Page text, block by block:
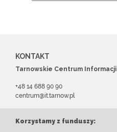
KONTAKT
Tarnowskie Centrum Informacji
+48 14 688 90 90
centrum@it.tarnow.pl
Korzystamy z funduszy: